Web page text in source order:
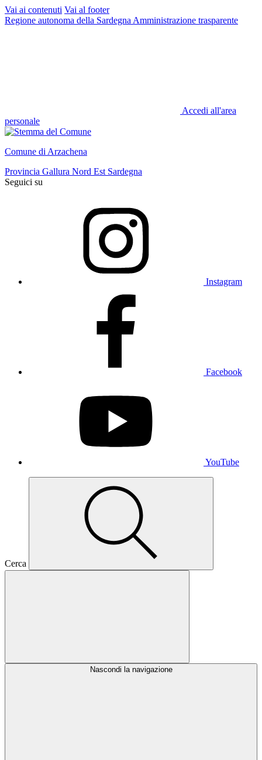
Vai ai contenuti Vai al footer
Regione autonoma della Sardegna Amministrazione trasparente
Accedi all'area
personale
Comune di Arzachena
Provincia Gallura Nord Est Sardegna
Seguici su
Instagram
Facebook
YouTube
Cerca
Nascondi la navigazione